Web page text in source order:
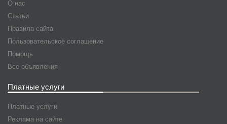
О нас
Статьи
Правила сайта
Пользовательское соглашение
Помощь
Все объявления
Платные услуги
Платные услуги
Реклама на сайте